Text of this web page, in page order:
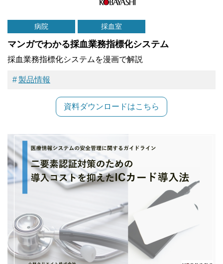
病院 採血室
マンガでわかる採血業務指標化システム
採血業務指標化システムを漫画で解説
製品情報
資料ダウンロードはこちら